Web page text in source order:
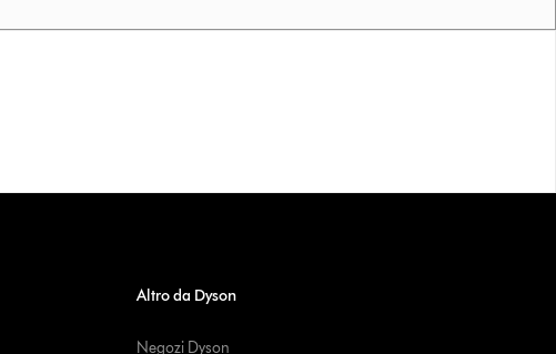
Altro da Dyson
Negozi Dyson